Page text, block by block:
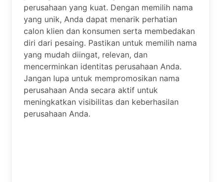
perusahaan yang kuat. Dengan memilih nama
yang unik, Anda dapat menarik perhatian
calon klien dan konsumen serta membedakan
diri dari pesaing. Pastikan untuk memilih nama
yang mudah diingat, relevan, dan
mencerminkan identitas perusahaan Anda.
Jangan lupa untuk mempromosikan nama
perusahaan Anda secara aktif untuk
meningkatkan visibilitas dan keberhasilan
perusahaan Anda.